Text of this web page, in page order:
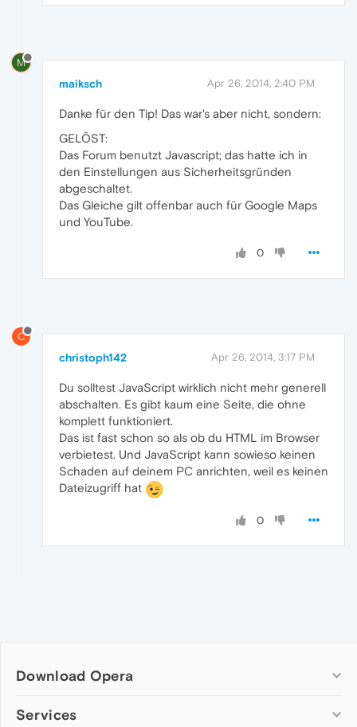
M
maiksch Apr 26, 2014, 2:40 PM
Danke für den Tip! Das war's aber nicht, sondern:
GELÖST:
Das Forum benutzt Javascript; das hatte ich in
den Einstellungen aus Sicherheitsgründen
abgeschaltet.
Das Gleiche gilt offenbar auch für Google Maps
und YouTube.
0
C
christoph142 Apr 26, 2014, 3:17 PM
Du solltest JavaScript wirklich nicht mehr generell
abschalten. Es gibt kaum eine Seite, die ohne
komplett funktioniert.
Das ist fast schon so als ob du HTML im Browser
verbietest. Und JavaScript kann sowieso keinen
Schaden auf deinem PC anrichten, weil es keinen
Dateizugriff hat
0
Download Opera
Computer browsers
Services